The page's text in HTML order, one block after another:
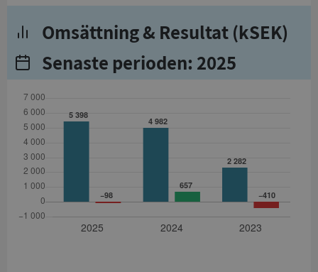
Omsättning & Resultat (kSEK)
Senaste perioden: 2025